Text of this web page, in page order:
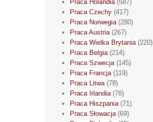
Praca Holandia(587)
Praca Czechy (417)
Praca Norwegia(280)
Praca Austria(267)
Praca Wielka Brytania(220)
Praca Belgia(214)
Praca Szwecja(145)
Praca Francja(119)
Praca Litwa(78)
Praca Irlandia(78)
Praca Hiszpania(71)
Praca Słowacja(69)